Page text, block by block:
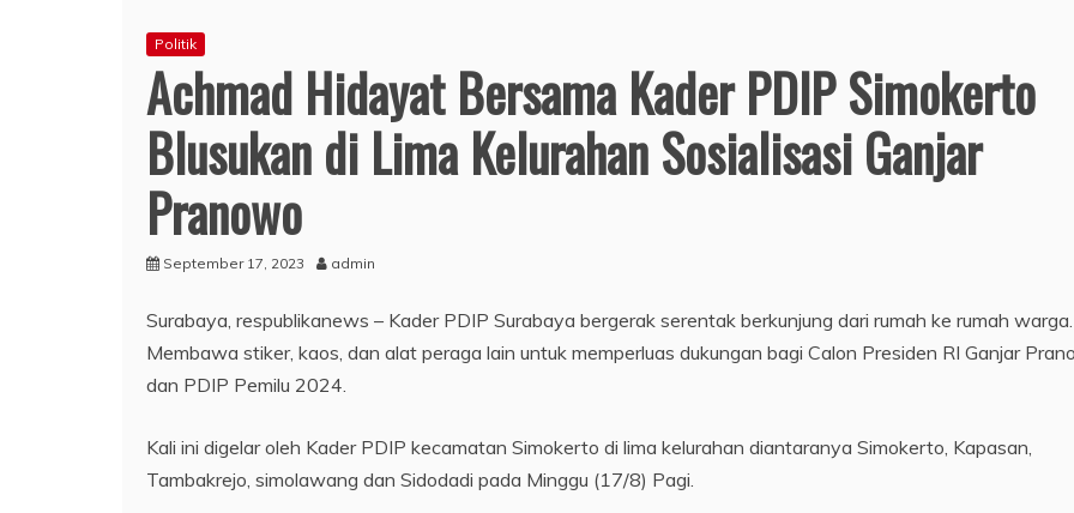
Politik
Achmad Hidayat Bersama Kader PDIP Simokerto
Blusukan di Lima Kelurahan Sosialisasi Ganjar
Pranowo
September 17, 2023 admin
Surabaya, respublikanews – Kader PDIP Surabaya bergerak serentak berkunjung dari rumah ke rumah warga.
Membawa stiker, kaos, dan alat peraga lain untuk memperluas dukungan bagi Calon Presiden RI Ganjar
dan PDIP Pemilu 2024.
Kali ini digelar oleh Kader PDIP kecamatan Simokerto di lima kelurahan diantaranya Simokerto, Kapasan,
Tambakrejo, simolawang dan Sidodadi pada Minggu (17/8) Pagi.